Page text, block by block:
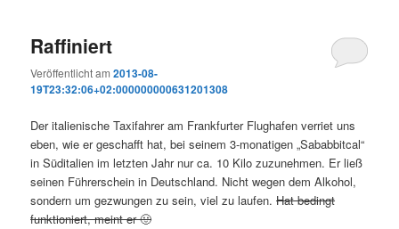
Raffiniert
Veröffentlicht am2013-08-
19T23:32:06+02:000000000631201308
Der italienische Taxifahrer am Frankfurter Flughafen verriet uns
eben, wie er geschafft hat, bei seinem 3-monatigen „Sababbitcal“
in Süditalien im letzten Jahr nur ca. 10 Kilo zuzunehmen. Er ließ
seinen Führerschein in Deutschland. Nicht wegen dem Alkohol,
sondern um gezwungen zu sein, viel zu laufen.Hat bedingt
funktioniert, meint er 🙂